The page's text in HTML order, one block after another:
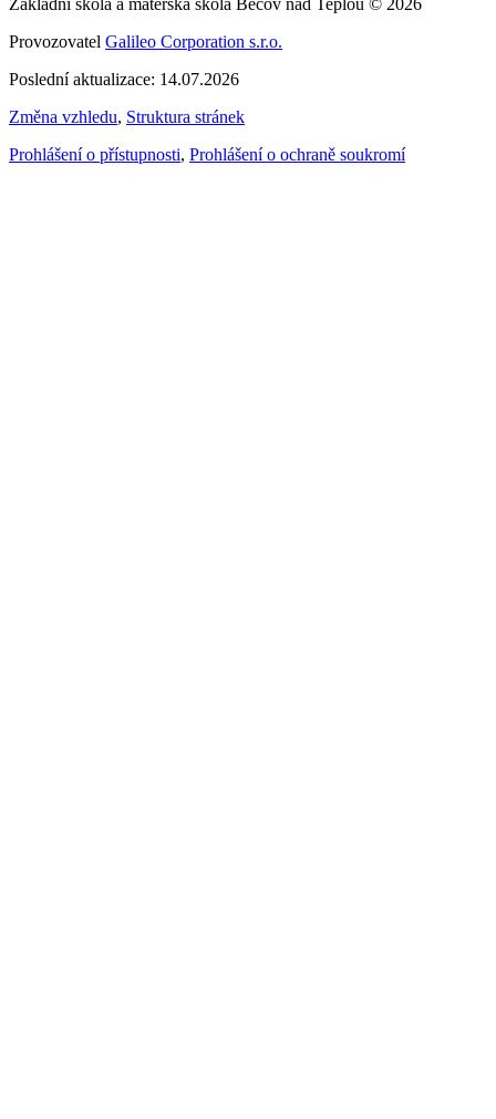
Provozovatel Galileo Corporation s.r.o.
Poslední aktualizace: 14.07.2026
Změna vzhledu, Struktura stránek
Prohlášení o přístupnosti, Prohlášení o ochraně soukromí